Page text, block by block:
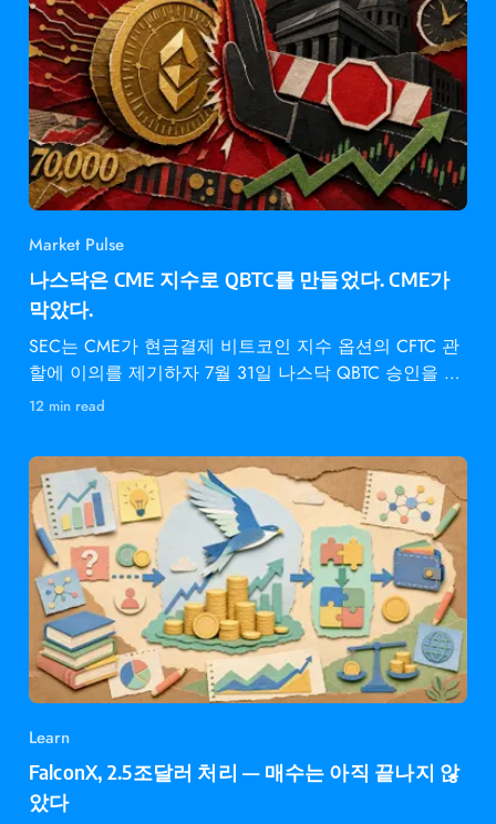
Market Pulse
나스닥은 CME 지수로 QBTC를 만들었다. CME가
막았다.
SEC는 CME가 현금결제 비트코인 지수 옵션의 CFTC 관
할에 이의를 제기하자 7월 31일 나스닥 QBTC 승인을 동
결했다.
12 min read
Learn
FalconX, 2.5조달러 처리 — 매수는 아직 끝나지 않
았다